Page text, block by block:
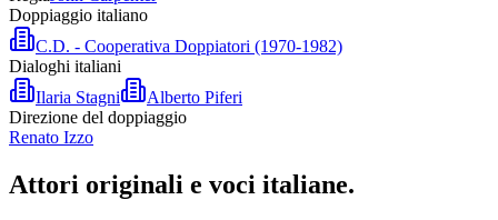
Doppiaggio italiano
C.D. - Cooperativa Doppiatori (1970-1982)
Dialoghi italiani
Ilaria Stagni
Alberto Piferi
Direzione del doppiaggio
Renato Izzo
Attori originali e voci italiane.